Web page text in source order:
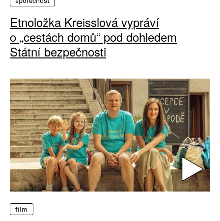
Etnoložka Kreisslová vypráví
o „cestách domů“ pod dohledem
Státní bezpečnosti
film